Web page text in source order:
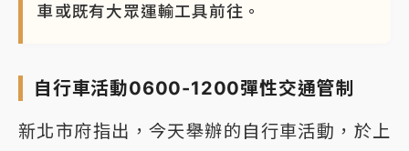
車或既有大眾運輸工具前往。
自行車活動0600-1200彈性交通管制
新北市府指出，今天舉辦的自行車活動，於上